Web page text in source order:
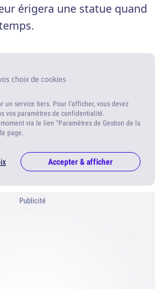
érigera une statue quand
choix de cookies
un service tiers. Pour l'afficher, vous devez
vos paramètres de confidentialité.
via le lien "Paramètres de Gestion de la
page.
Accepter & afficher
Publicité